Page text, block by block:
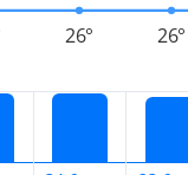
26° 26°